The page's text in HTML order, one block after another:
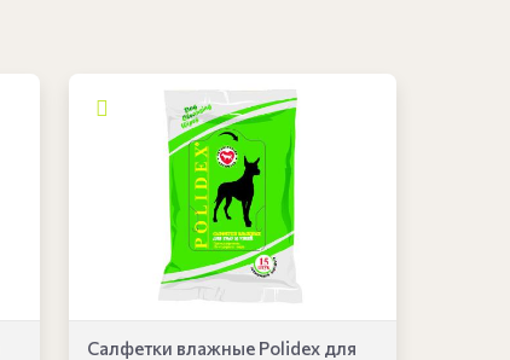
Салфетки влажные Polidex для